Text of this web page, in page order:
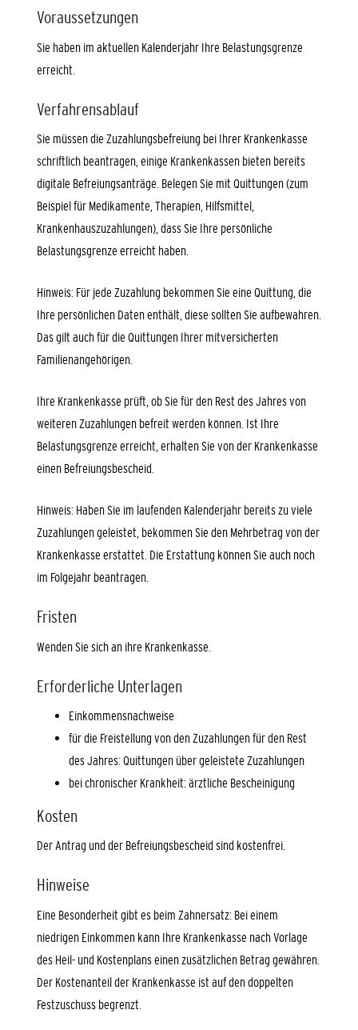
Voraussetzungen
Sie haben im aktuellen Kalenderjahr Ihre Belastungsgrenze
erreicht.
Verfahrensablauf
Sie müssen die Zuzahlungsbefreiung bei Ihrer Krankenkasse
schriftlich beantragen, einige Krankenkassen bieten bereits
digitale Befreiungsanträge. Belegen Sie mit Quittungen (zum
Beispielfür Medikamente, Therapien, Hilfsmittel,
Krankenhauszuzahlungen) , dass Sie Ihre persönliche
Belastungsgrenze erreicht haben.
Hinweis: Für jede Zuzahlung bekommen Sie eine Quittung, die
Ihre persönlichen Daten enthält, diese sollten Sie aufbewahren.
Das gilt auch für die Quittungen Ihrer mitversicherten
Familienangehörigen.
Ihre Krankenkasse prüft, ob Sie für den Rest des Jahres von
weiteren Zuzahlungen befreit werden können. Ist Ihre
Belastungsgrenze erreicht, erhalten Sie von der Krankenkasse
einen Befreiungsbescheid.
Hinweis: Haben Sie im laufenden Kalenderjahr bereits zu viele
Zuzahlungen geleistet, bekommen Sie den Mehrbetrag von der
Krankenkasse erstattet. Die Erstattung können Sie auch noch
im Folgejahr beantragen.
Fristen
Wenden Sie sich an ihre Krankenkasse.
Erforderliche Unterlagen
Einkommensnachweise
für die Freistellung von den Zuzahlungen für den Rest
des Jahres: Quittungen über geleistete Zuzahlungen
bei chronischer Krankheit: ärztliche Bescheinigung
Kosten
Der Antrag und der Befreiungsbescheid sind kostenfrei.
Hinweise
Eine Besonderheit gibt es beim Zahnersatz: Bei einem
niedrigen Einkommen kann Ihre Krankenkasse nach Vorlage
des Heil- und Kostenplans einen zusätzlichen Betrag gewähren.
Der Kostenanteil der Krankenkasse ist auf den doppelten
Festzuschuss begrenzt.